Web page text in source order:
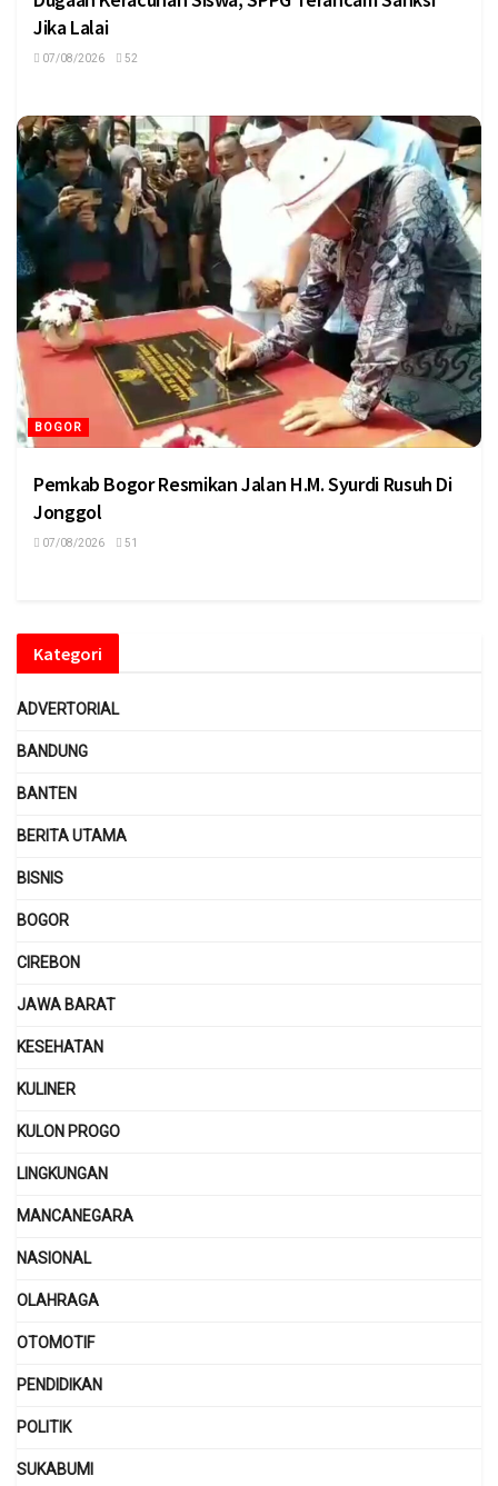
Jika Lalai
07/08/2026 52
BOGOR
Pemkab Bogor Resmikan Jalan H.M. Syurdi Rusuh Di
Jonggol
07/08/2026 51
Kategori
ADVERTORIAL
BANDUNG
BANTEN
BERITA UTAMA
BISNIS
BOGOR
CIREBON
JAWA BARAT
KESEHATAN
KULINER
KULON PROGO
LINGKUNGAN
MANCANEGARA
NASIONAL
OLAHRAGA
OTOMOTIF
PENDIDIKAN
POLITIK
SUKABUMI